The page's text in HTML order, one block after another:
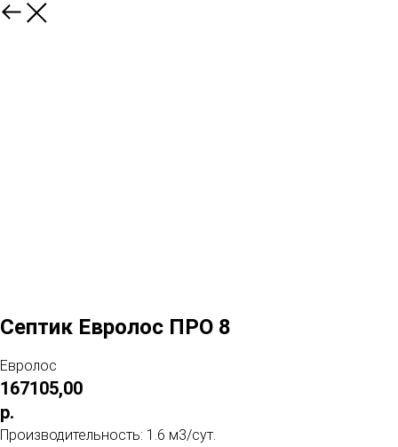
Септик Евролос ПРО 8
Евролос
167105,00
р.
Производительность: 1.6 м3/сут.